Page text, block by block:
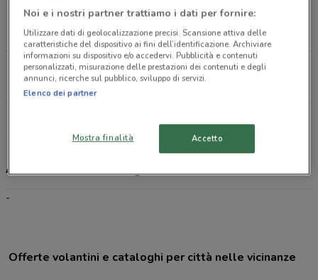
Vicolo Trivio, 5 Giugliano In Campania
701 m
Via Della Liberta`, 498 Villaricca
2.4 km
Allianz, offerte e negozi
-
Offerte volantini e cataloghi per città nelle vicinanze
Noi e i nostri partner trattiamo i dati per fornire:
Utilizzare dati di geolocalizzazione precisi. Scansione attiva delle
caratteristiche del dispositivo ai fini dell’identificazione. Archiviare
informazioni su dispositivo e/o accedervi. Pubblicità e contenuti
personalizzati, misurazione delle prestazioni dei contenuti e degli
annunci, ricerche sul pubblico, sviluppo di servizi.
Elenco dei partner
Mostra finalità Accetto